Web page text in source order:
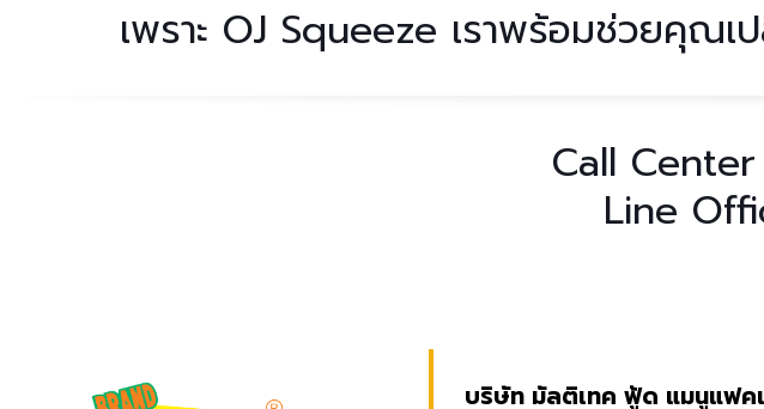
เพราะ OJ Squeeze เราพร้อมช่วยคุณเป
Call
Line
บริษัท มัลติเทค ฟู้ด แมนูแฟค